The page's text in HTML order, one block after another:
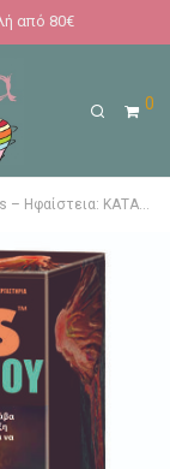
από 80€
0
ΚΑΤΑΣΚΕΥΗ ΗΦΑΙΣΤΕΙΟΥ